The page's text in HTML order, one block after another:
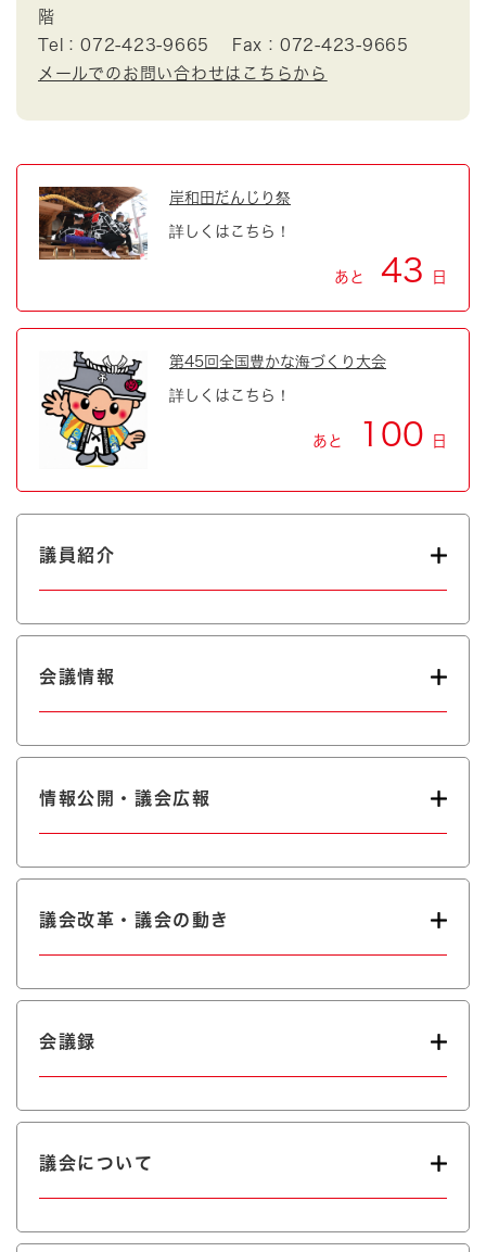
階
Tel：072-423-9665
Fax：072-423-9665
メールでのお問い合わせはこちらから
岸和田だんじり祭
詳しくはこちら！
あと 43 日
第45回全国豊かな海づくり大会
詳しくはこちら！
あと 100 日
議員紹介
会議情報
情報公開・議会広報
議会改革・議会の動き
会議録
議会について